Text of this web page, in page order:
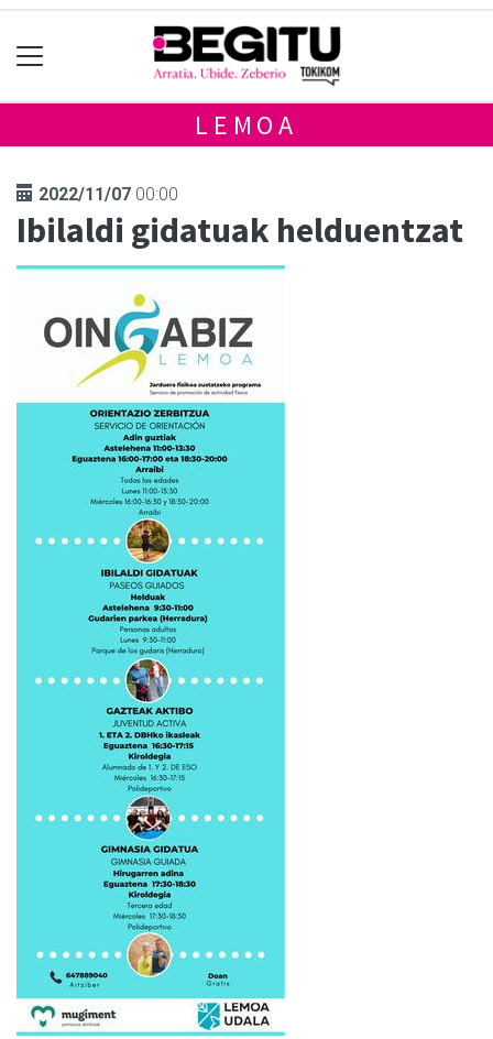
LEMOA
2022/11/07 00:00
Ibilaldi gidatuak helduentzat